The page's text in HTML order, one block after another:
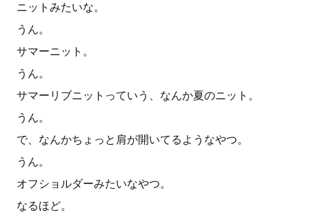
ニットみたいな。
うん。
サマーニット。
うん。
サマーリブニットっていう、なんか夏のニット。
うん。
で、なんかちょっと肩が開いてるようなやつ。
うん。
オフショルダーみたいなやつ。
なるほど。